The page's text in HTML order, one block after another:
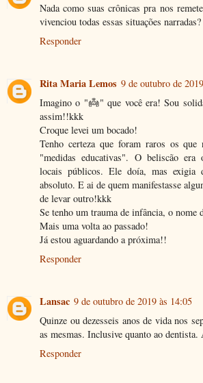
Nada como suas crônicas pra nos
vivenciou todas essas situações narradas?
Responder
Rita Maria Lemos 9 de outubro de
Imagino o "👼" que você era! Sou
assim!!kkk
Croque levei um bocado!
Tenho certeza que foram raros os que
"medidas educativas". O beliscão
locais públicos. Ele doía, mas exigia
absoluto. E ai de quem manifestasse
de levar outro!kkk
Se tenho um trauma de infância, o nome
Mais uma volta ao passado!
Já estou aguardando a próxima!!
Responder
Lansac 9 de outubro de 2019 às 14:05
Quinze ou dezesseis anos de vida nos
as mesmas. Inclusive quanto ao dentista.
Responder